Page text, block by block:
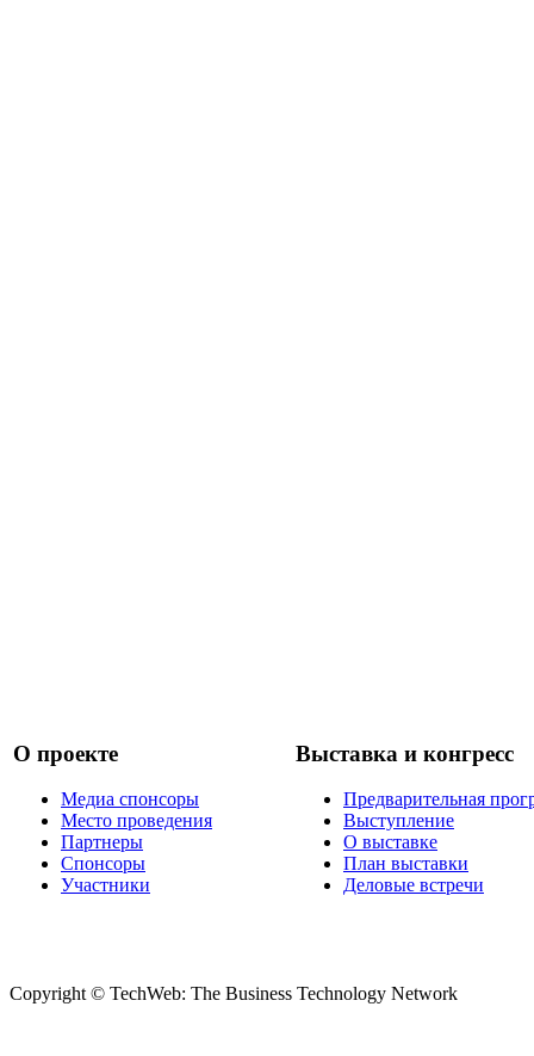
О проекте
Медиа спонсоры
Место проведения
Партнеры
Спонсоры
Участники
Выставка и конгресс
Предварительная
Выступление
О выставке
План выставки
Деловые встречи
Copyright © TechWeb: The Business Technology Network